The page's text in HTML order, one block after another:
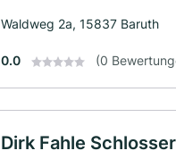
Waldweg 2a, 15837 Baruth
0.0 (0
Dirk Fahle